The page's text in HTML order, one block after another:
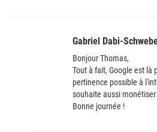
Gabriel Dabi-
Bonjour Thomas,
Tout à fait, Google est là
pertinence possible à
souhaite aussi monétiser
Bonne journée !